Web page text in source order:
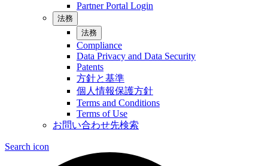
Partner Portal Login
法務
法務
Compliance
Data Privacy and Data Security
Patents
方針と基準
個人情報保護方針
Terms and Conditions
Terms of Use
お問い合わせ先検索
Search icon